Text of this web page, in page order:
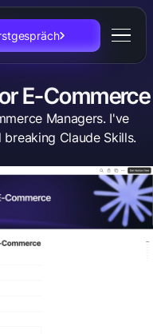
E-Commerce
Managers. I've
Claude Skills.